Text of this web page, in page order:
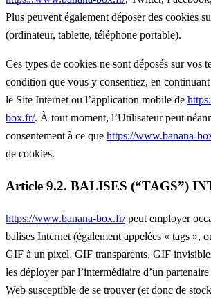
Plus peuvent également déposer des cookies
(ordinateur, tablette, téléphone portable).
Ces types de cookies ne sont déposés sur vos
condition que vous y consentiez, en
le Site Internet ou l’application mobile de
box.fr/. À tout moment, l’Utilisateur peut
consentement à ce que https://www.banana-
de cookies.
Article 9.2. BALISES (“TAGS”)
https://www.banana-box.fr/peut employer
balises Internet (également appelées « tags »,
GIF à un pixel, GIF transparents, GIF
les déployer par l’intermédiaire d’un partenaire
Web susceptible de se trouver (et donc de